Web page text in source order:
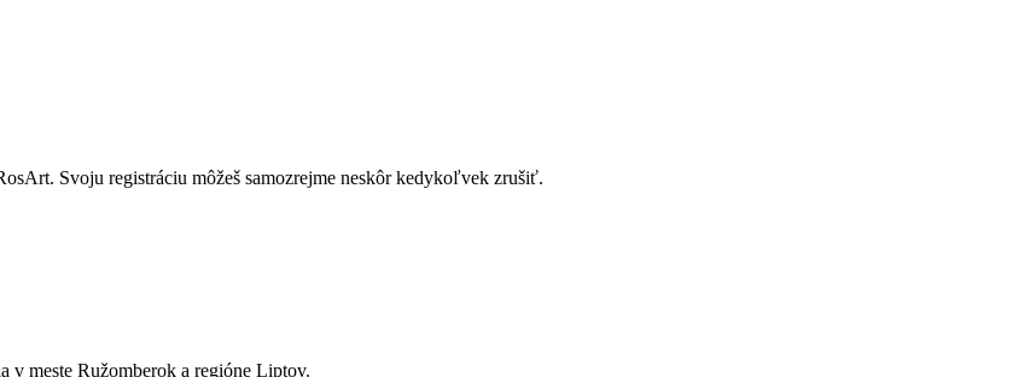
Svoju registráciu môžeš samozrejme neskôr kedykoľvek zrušiť.
v meste Ružomberok a regióne Liptov.